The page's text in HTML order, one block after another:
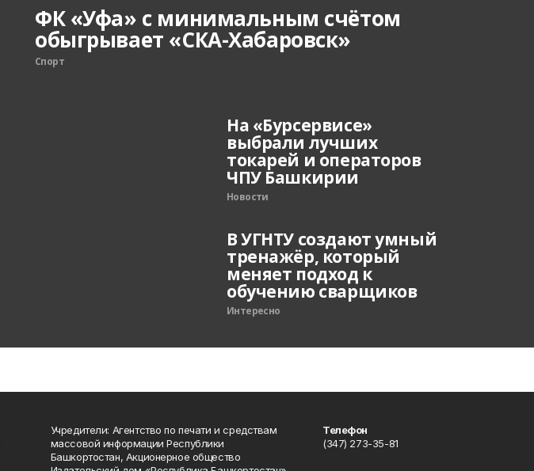
ФК «Уфа» с минимальным счётом
обыгрывает «СКА-Хабаровск»
Спорт
На «Бурсервисе»
выбрали лучших
токарей и операторов
ЧПУ Башкирии
Новости
В УГНТУ создают умный
тренажёр, который
меняет подход к
обучению сварщиков
Интересно
Учредители: Агентство по печати и средствам
массовой информации Республики
Башкортостан, Акционерное общество
Телефон
(347) 273-35-81